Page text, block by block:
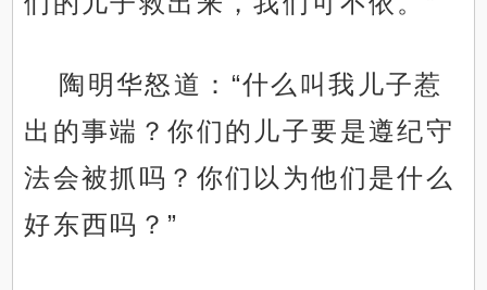
陶明华怒道：“什么叫我儿子惹
出的事端？你们的儿子要是遵纪守
法会被抓吗？你们以为他们是什么
好东西吗？”